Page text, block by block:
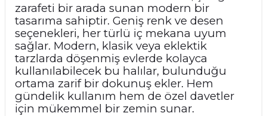
zarafeti bir arada sunan modern bir
tasarıma sahiptir. Geniş renk ve desen
seçenekleri, her türlü iç mekana uyum
sağlar. Modern, klasik veya eklektik
tarzlarda döşenmiş evlerde kolayca
kullanılabilecek bu halılar, bulunduğu
ortama zarif bir dokunuş ekler. Hem
gündelik kullanım hem de özel davetler
için mükemmel bir zemin sunar.